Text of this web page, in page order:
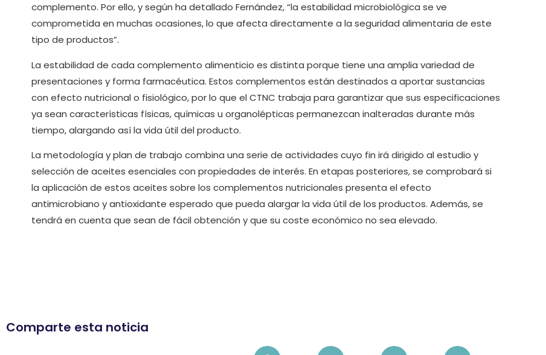
complemento. Por ello, y según ha detallado Fernández, “la estabilidad microbiológica se ve
comprometida en muchas ocasiones, lo que afecta directamente a la seguridad alimentaria de este
tipo de productos”.
La estabilidad de cada complemento alimenticio es distinta porque tiene una amplia variedad de
presentaciones y forma farmacéutica. Estos complementos están destinados a aportar sustancias
con efecto nutricional o fisiológico, por lo que el CTNC trabaja para garantizar que sus especificaciones
ya sean características físicas, químicas u organolépticas permanezcan inalteradas durante más
tiempo, alargando así la vida útil del producto.
La metodología y plan de trabajo combina una serie de actividades cuyo fin irá dirigido al estudio y
selección de aceites esenciales con propiedades de interés. En etapas posteriores, se comprobará si
la aplicación de estos aceites sobre los complementos nutricionales presenta el efecto
antimicrobiano y antioxidante esperado que pueda alargar la vida útil de los productos. Además, se
tendrá en cuenta que sean de fácil obtención y que su coste económico no sea elevado.
Comparte esta noticia